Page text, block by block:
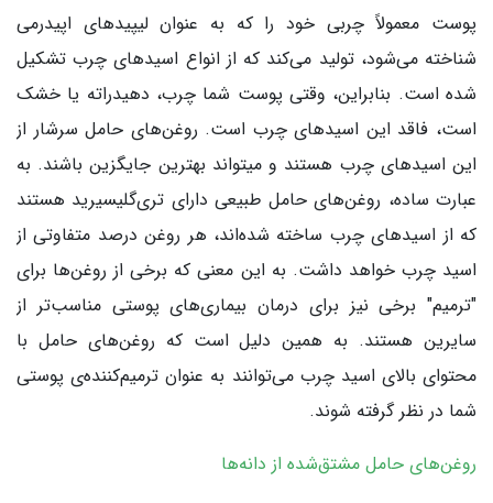
پوست معمولاً چربی خود را که به عنوان لیپیدهای اپیدرمی
شناخته می‌شود، تولید می‌کند که از انواع اسیدهای چرب تشکیل
شده است. بنابراین، وقتی پوست شما چرب، دهیدراته یا خشک
است، فاقد این اسیدهای چرب است. روغن‌های حامل سرشار از
این اسیدهای چرب هستند و میتواند بهترین جایگزین باشند. به
عبارت ساده، روغن‌های حامل طبیعی دارای تری‌گلیسیرید هستند
که از اسیدهای چرب ساخته شده‌اند، هر روغن درصد متفاوتی از
اسید چرب خواهد داشت. به این معنی که برخی از روغن‌ها برای
"ترمیم" برخی نیز برای درمان بیماری‌های پوستی مناسب‌تر از
سایرین هستند. به همین دلیل است که روغن‌های حامل با
محتوای بالای اسید چرب می‌توانند به عنوان ترمیم‌کننده‌ی پوستی
شما در نظر گرفته شوند.
روغن‌های حامل مشتق‌شده از دانه‌ها